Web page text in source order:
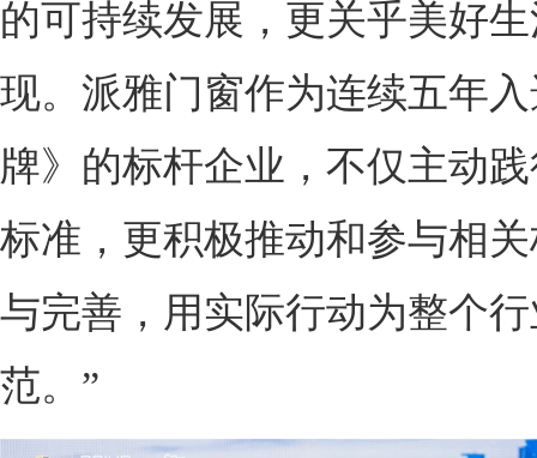
的可持续发展，更关乎美好
现。派雅门窗作为连续五年
牌》的标杆企业，不仅主动
标准，更积极推动和参与相
与完善，用实际行动为整个
范。”